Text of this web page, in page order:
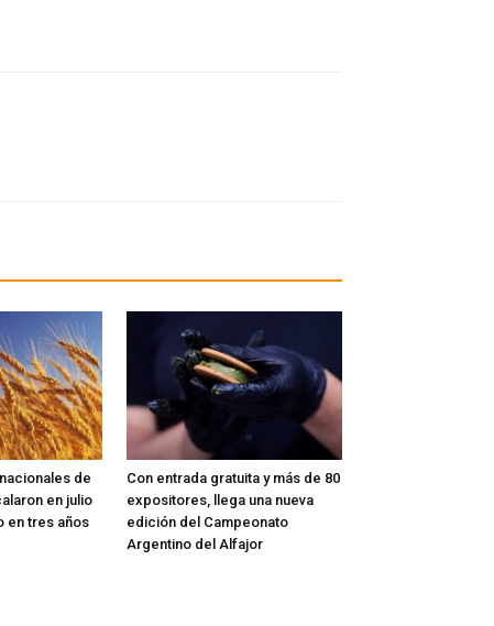
de
en julio
en tres años
Con entrada gratuita y más de 80
expositores, llega una nueva
edición del Campeonato
Argentino del Alfajor